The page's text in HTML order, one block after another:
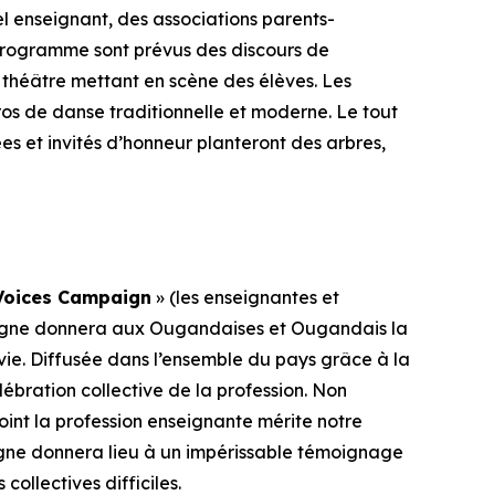
enseignant, des associations parents-
sont prévus des discours de
mettant en scène des élèves. Les
de danse traditionnelle et moderne. Le tout
et invités d’honneur planteront des arbres,
Campaign » (les enseignantes et
donnera aux Ougandaises et Ougandais la
Diffusée dans l’ensemble du pays grâce à la
collective de la profession. Non
la profession enseignante mérite notre
donnera lieu à un impérissable témoignage
collectives difficiles.